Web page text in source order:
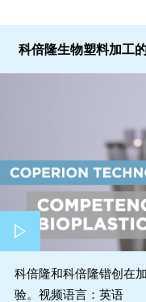
科倍隆生物塑料加工
科倍隆和科倍隆锴创在
验。视频语言：英语